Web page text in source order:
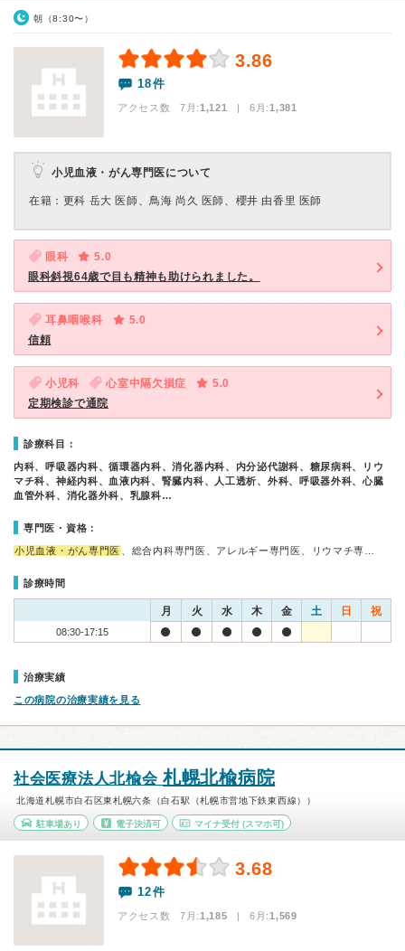
朝（8:30〜）
3.86
18件
アクセス数 7月:1,121 | 6月:1,381
小児血液・がん専門医について
在籍：更科 岳大 医師、鳥海 尚久 医師、櫻井 由香里 医師
眼科
5.0
眼科斜視64歳で目も精神も助けられました。
耳鼻咽喉科
5.0
信頼
小児科 心室中隔欠損症
5.0
定期検診で通院
診療科目：
内科、呼吸器内科、循環器内科、消化器内科、内分泌代謝科、糖尿病科、リウ
マチ科、神経内科、血液内科、腎臓内科、人工透析、外科、呼吸器外科、心臓
血管外科、消化器外科、乳腺科…
専門医・資格：
小児血液・がん専門医 、総合内科専門医、アレルギー専門医、リウマチ専…
診療時間
月 火 水 木 金 土 日 祝
08:30-17:15
治療実績
この病院の治療実績を見る
社会医療法人北楡会 札幌北楡病院
北海道札幌市白石区東札幌六条（白石駅（札幌市営地下鉄東西線））
駐車場あり 電子決済可 マイナ受付 (スマホ可)
3.68
12件
アクセス数 7月:1,185 | 6月:1,569